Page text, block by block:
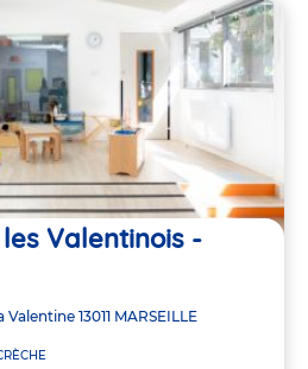
Valentinois -
Valentine 13011 MARSEILLE